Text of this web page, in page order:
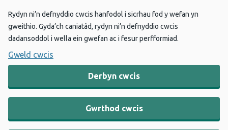
Rydyn ni’n defnyddio cwcis hanfodol i sicrhau fod y wefan yn
gweithio. Gyda’ch caniatâd, rydyn ni’n defnyddio cwcis
dadansoddol i wella ein gwefan ac i fesur perfformiad.
Gweld cwcis
Derbyn cwcis
Gwrthod cwcis